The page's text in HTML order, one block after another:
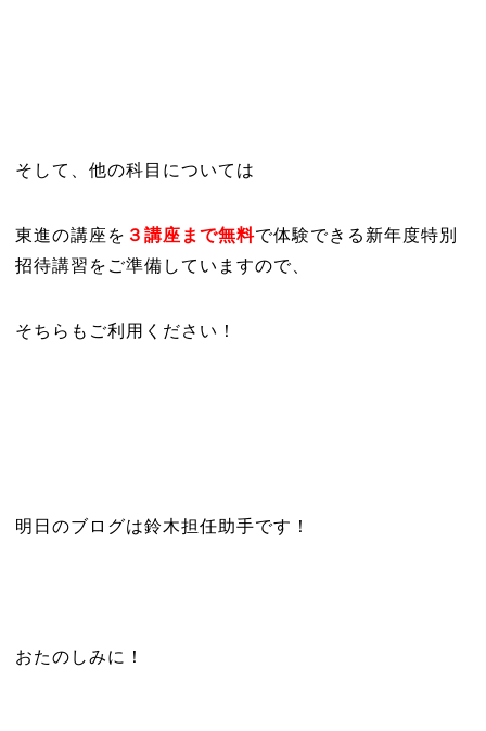
そして、他の科目については
東進の講座を ３講座まで無料で体験できる新年度特別
招待講習をご準備していますので、
そちらもご利用ください！
明日のブログは鈴木担任助手です！
おたのしみに！